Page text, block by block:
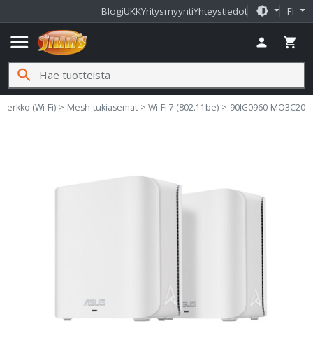
BlogiUKKYritysmyyntiYhteystiedot brightness_medium FI
menu person shopping_cart
search
(Wi-Fi) Mesh-tukiasemat Wi-Fi 7 (802.11be) 90IG0960-MO3C20